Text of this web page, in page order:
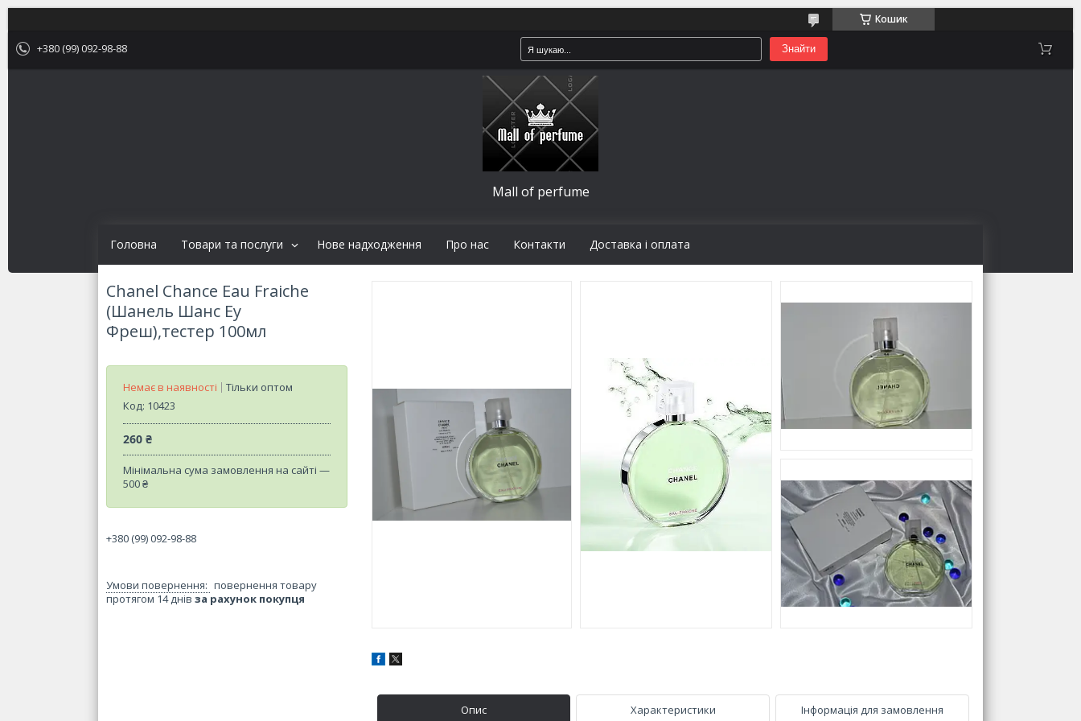
Кошик
+380 (99) 092-98-88 Знайти
Mall of perfume
Головна Товари та послуги Нове надходження Про нас Контакти Доставка і оплата
Chanel Chance Eau Fraiche
(Шанель Шанс Еу
Фреш),тестер 100мл
Немає в наявності
Тільки оптом
Код: 10423
260 ₴
Мінімальна сума замовлення на сайті —
500 ₴
+380 (99) 092-98-88
повернення товару
протягом 14 днів за рахунок покупця
Опис Характеристики Інформація для замовлення